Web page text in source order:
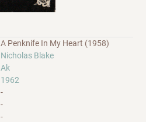
A Penknife In My Heart (1958)
Nicholas Blake
Ak
1962
-
-
-